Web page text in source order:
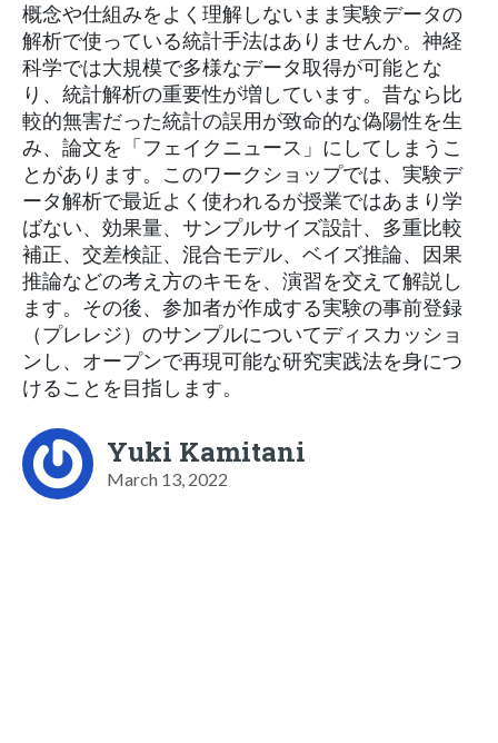
概念や仕組みをよく理解しないまま実験データの
解析で使っている統計手法はありませんか。神経
科学では大規模で多様なデータ取得が可能とな
り、統計解析の重要性が増しています。昔なら比
較的無害だった統計の誤用が致命的な偽陽性を生
み、論文を「フェイクニュース」にしてしまうこ
とがあります。このワークショップでは、実験デ
ータ解析で最近よく使われるが授業ではあまり学
ばない、効果量、サンプルサイズ設計、多重比較
補正、交差検証、混合モデル、ベイズ推論、因果
推論などの考え方のキモを、演習を交えて解説し
ます。その後、参加者が作成する実験の事前登録
（プレレジ）のサンプルについてディスカッショ
ンし、オープンで再現可能な研究実践法を身につ
けることを目指します。
Yuki Kamitani
March 13, 2022